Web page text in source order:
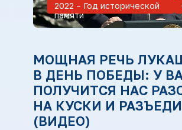
2022 – Год исторической
памяти
МОЩНАЯ РЕЧЬ
В ДЕНЬ ПОБЕДЫ: У
ПОЛУЧИТСЯ НАС
НА КУСКИ И
(ВИДЕО)